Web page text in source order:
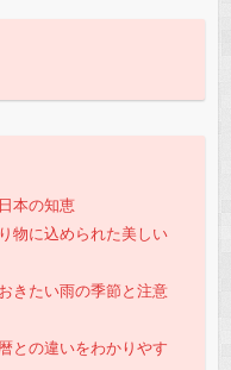
本の知恵
物に込められた美しい
きたい雨の季節と注意
との違いをわかりやす